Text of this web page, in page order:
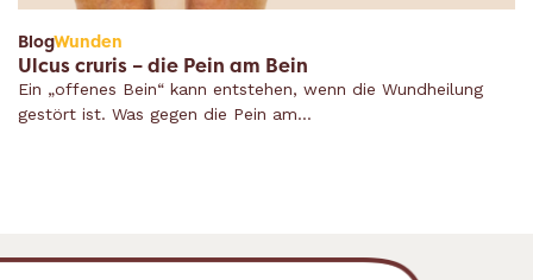
BlogWunden
Ulcus cruris – die Pein am Bein
Ein „offenes Bein“ kann entstehen, wenn die Wundheilung
gestört ist. Was gegen die Pein am…